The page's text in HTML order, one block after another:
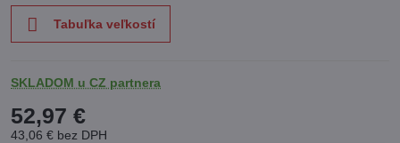
Tabuľka veľkostí
SKLADOM u CZ partnera
52,97 €
43,06 € bez DPH